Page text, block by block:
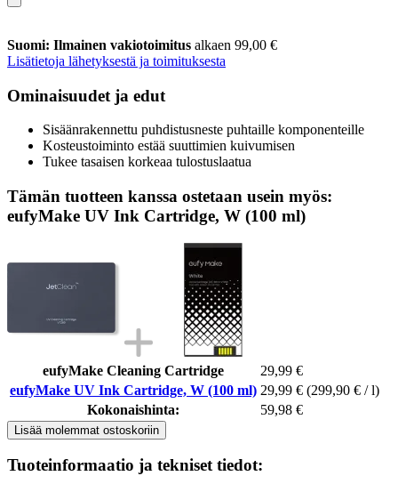
Suomi: Ilmainen vakiotoimitus alkaen 99,00 €
Lisätietoja lähetyksestä ja toimituksesta
Ominaisuudet ja edut
Sisäänrakennettu puhdistusneste puhtaille komponenteille
Kosteustoiminto estää suuttimien kuivumisen
Tukee tasaisen korkeaa tulostuslaatua
Tämän tuotteen kanssa ostetaan usein myös:
eufyMake UV Ink Cartridge, W (100 ml)
eufyMake Cleaning Cartridge
29,99 €
eufyMake UV Ink Cartridge, W (100 ml) 29,99 € (299,90 € / l)
Kokonaishinta:
59,98 €
Lisää molemmat ostoskoriin
Tuoteinformaatio ja tekniset tiedot: